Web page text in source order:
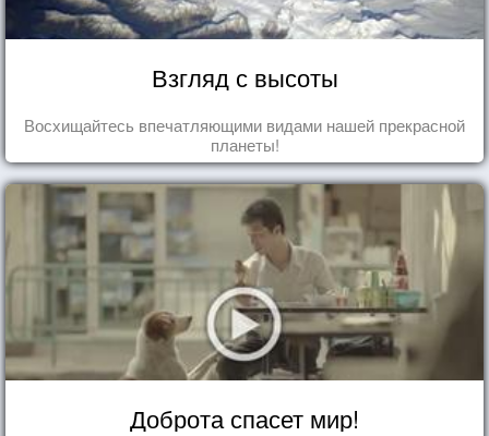
Взгляд с высоты
Восхищайтесь впечатляющими видами нашей прекрасной
планеты!
Доброта спасет мир!